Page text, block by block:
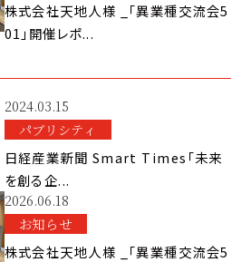
株式会社天地人様 _「異業種交流会5
01」開催レポ...
2024.03.15
パブリシティ
日経産業新聞 Smart Times「未来
を創る企...
2026.06.18
お知らせ
株式会社天地人様 _「異業種交流会5